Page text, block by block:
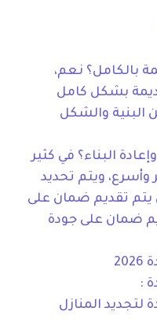
بالكامل؟ نعم،
بشكل كامل
البنية والشكل
البناء؟ في كثير
وأسرع، ويتم تحديد
يتم تقديم ضمان على
ضمان على جودة
:
المنازل